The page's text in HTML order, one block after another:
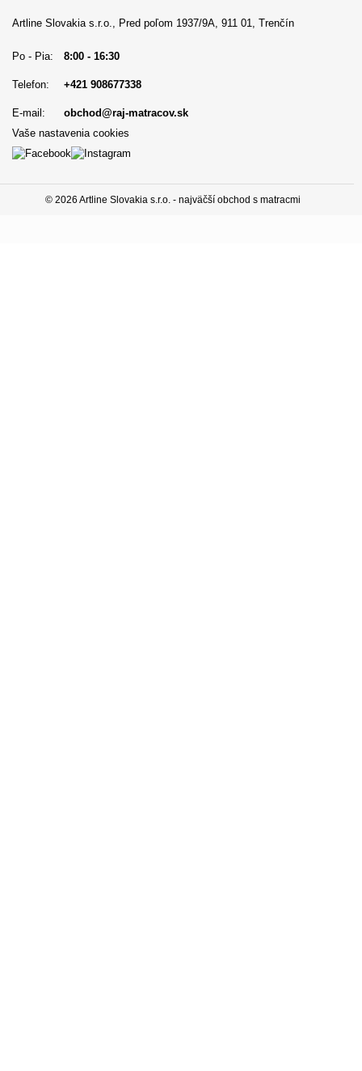
© 2026 Artline Slovakia s.r.o. - najväčší obchod s matracmi
Artline Slovakia s.r.o., Pred poľom 1937/9A, 911 01, Trenčín
Po - Pia: 8:00 - 16:30
Telefon: +421 908677338
E-mail:
obchod@raj-matracov.sk
Vaše nastavenia cookies